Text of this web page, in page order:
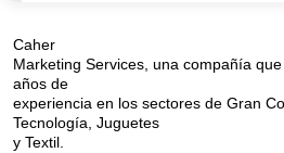
Caher
Marketing Services, una compañía
años de
experiencia en los sectores de Gran
Tecnología, Juguetes
y Textil.